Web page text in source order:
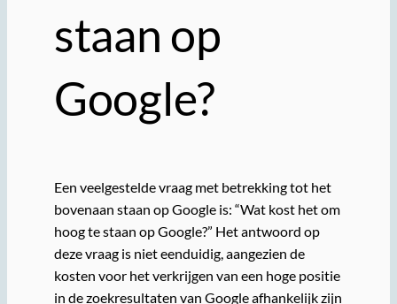
staan op
Google?
Een veelgestelde vraag met betrekking tot het
bovenaan staan op Google is: “Wat kost het om
hoog te staan op Google?” Het antwoord op
deze vraag is niet eenduidig, aangezien de
kosten voor het verkrijgen van een hoge positie
in de zoekresultaten van Google afhankelijk zijn